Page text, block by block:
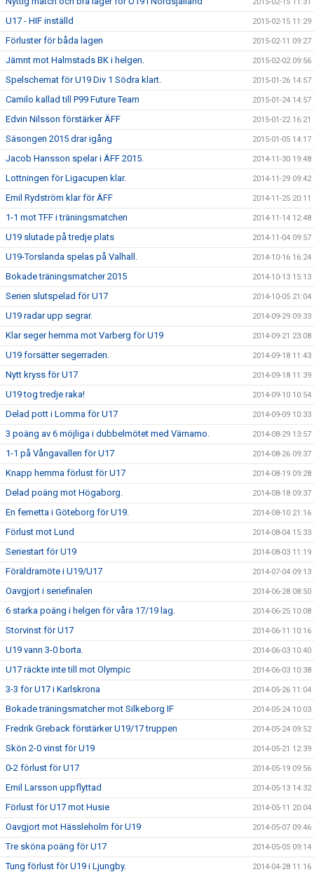
U17 - HIF inställd 2015-02-15 11:29
Förluster för båda lagen 2015-02-11 09:27
Jämnt mot Halmstads BK i helgen. 2015-02-02 09:56
Spelschemat för U19 Div 1 Södra klart. 2015-01-26 14:57
Camilo kallad till P99 Future Team 2015-01-24 14:57
Edvin Nilsson förstärker ÄFF 2015-01-22 16:21
Säsongen 2015 drar igång 2015-01-05 14:17
Jacob Hansson spelar i ÄFF 2015. 2014-11-30 19:48
Lottningen för Ligacupen klar. 2014-11-29 09:42
Emil Rydström klar för ÄFF 2014-11-25 20:11
1-1 mot TFF i träningsmatchen 2014-11-14 12:48
U19 slutade på tredje plats 2014-11-04 09:57
U19-Torslanda spelas på Valhall. 2014-10-16 16:24
Bokade träningsmatcher 2015 2014-10-13 15:13
Serien slutspelad för U17 2014-10-05 21:04
U19 radar upp segrar. 2014-09-29 09:33
Klar seger hemma mot Varberg för U19 2014-09-21 23:08
U19 forsätter segerraden. 2014-09-18 11:43
Nytt kryss för U17 2014-09-18 11:39
U19 tog tredje raka! 2014-09-10 10:54
Delad pott i Lomma för U17 2014-09-09 10:33
3 poäng av 6 möjliga i dubbelmötet med Värnamo. 2014-08-29 13:57
1-1 på Vångavallen för U17 2014-08-26 09:37
Knapp hemma förlust för U17 2014-08-19 09:28
Delad poäng mot Högaborg. 2014-08-18 09:37
En femetta i Göteborg för U19. 2014-08-10 21:16
Förlust mot Lund 2014-08-04 15:33
Seriestart för U19 2014-08-03 11:19
Föräldramöte i U19/U17 2014-07-04 09:13
Oavgjort i seriefinalen 2014-06-28 08:50
6 starka poäng i helgen för våra 17/19 lag. 2014-06-25 10:08
Storvinst för U17 2014-06-11 10:16
U19 vann 3-0 borta. 2014-06-03 10:40
U17 räckte inte till mot Olympic 2014-06-03 10:38
3-3 för U17 i Karlskrona 2014-05-26 11:04
Bokade träningsmatcher mot Silkeborg IF 2014-05-24 10:03
Fredrik Greback förstärker U19/17 truppen 2014-05-24 09:52
Skön 2-0 vinst för U19 2014-05-21 12:39
0-2 förlust för U17 2014-05-19 09:56
Emil Larsson uppflyttad 2014-05-13 14:32
Förlust för U17 mot Husie 2014-05-11 20:04
Oavgjort mot Hässleholm för U19 2014-05-07 09:46
Tre sköna poäng för U17 2014-05-05 09:14
Tung förlust för U19 i Ljungby. 2014-04-28 11:16